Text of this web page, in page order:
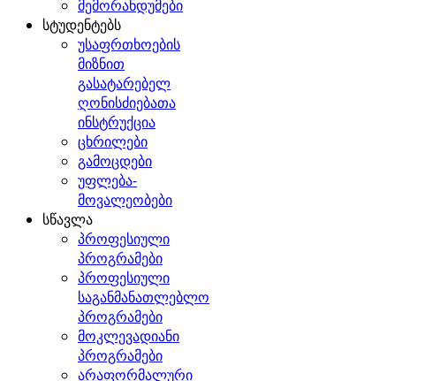
მემორანდუმები
სტუდენტებს
უსაფრთხოების
მიზნით
გასატარებელ
ღონისძიებათა
ინსტრუქცია
ცხრილები
გამოცდები
უფლება-
მოვალეობები
სწავლა
პროფესიული
პროგრამები
პროფესიული
საგანმანათლებლო
პროგრამები
მოკლევადიანი
პროგრამები
არაფორმალური